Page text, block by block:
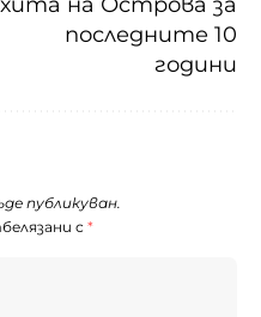
хита на Острова за
последните 10
години
публикуван.
с *